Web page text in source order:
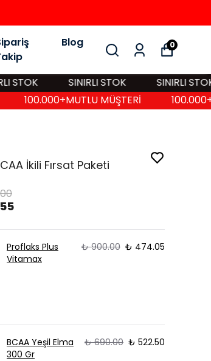
Blog 0
SINIRLI STOK
SINIRLI STOK
100.000+MUTLU MÜŞTERİ
İkili Fırsat Paketi
Proflaks Plus
Vitamax
₺ 900.00 ₺ 474.05
BCAA Yeşil Elma
300 Gr
₺ 690.00 ₺ 522.50